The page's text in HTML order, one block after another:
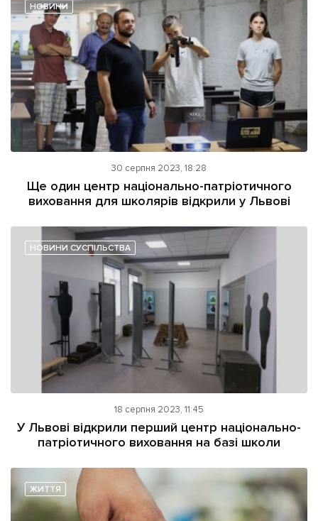
НОВИНИ
30 серпня 2023, 18:28
Ще один центр національно-патріотичного
виховання для школярів відкрили у Львові
НОВИНИ СУСПІЛЬСТВА
18 серпня 2023, 11:45
У Львові відкрили перший центр національно-
патріотичного виховання на базі школи
ЖИТТЯ